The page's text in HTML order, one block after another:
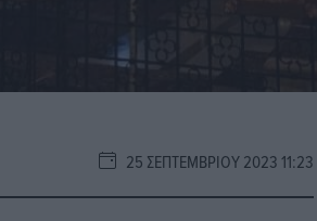
25 ΣΕΠΤΕΜΒΡΊΟΥ 2023 11:23